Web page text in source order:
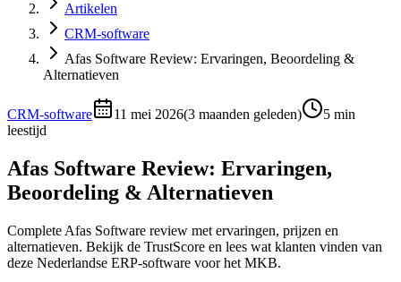
Artikelen
CRM-software
Afas Software Review: Ervaringen, Beoordeling &
Alternatieven
CRM-software 11 mei 2026(3 maanden geleden) 5 min
leestijd
Afas Software Review: Ervaringen,
Beoordeling & Alternatieven
Complete Afas Software review met ervaringen, prijzen en
alternatieven. Bekijk de TrustScore en lees wat klanten vinden van
deze Nederlandse ERP-software voor het MKB.